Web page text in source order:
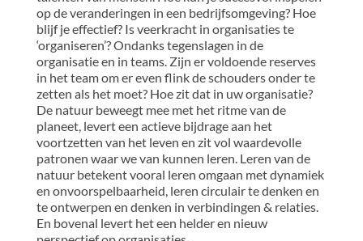
op de veranderingen in een bedrijfsomgeving? Hoe
blijf je effectief? Is veerkracht in organisaties te
‘organiseren’? Ondanks tegenslagen in de
organisatie en in teams. Zijn er voldoende reserves
in het team om er even flink de schouders onder te
zetten als het moet? Hoe zit dat in uw organisatie?
De natuur beweegt mee met het ritme van de
planeet, levert een actieve bijdrage aan het
voortzetten van het leven en zit vol waardevolle
patronen waar we van kunnen leren. Leren van de
natuur betekent vooral leren omgaan met dynamiek
en onvoorspelbaarheid, leren circulair te denken en
te ontwerpen en denken in verbindingen & relaties.
En bovenal levert het een helder en nieuw